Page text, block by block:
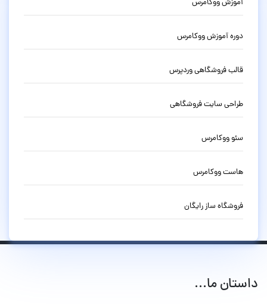
آموزش ووکامرس
دوره آموزش ووکامرس
قالب فروشگاهی وردپرس
طراحی سایت فروشگاهی
سئو ووکامرس
هاست ووکامرس
فروشگاه ساز رایگان
داستان ما...